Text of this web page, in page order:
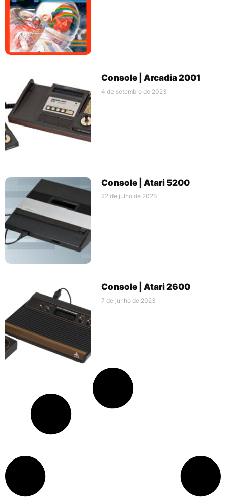
Console | Arcadia 2001
4 de setembro de 2023
Console | Atari 5200
22 de julho de 2023
Console | Atari 2600
7 de junho de 2023